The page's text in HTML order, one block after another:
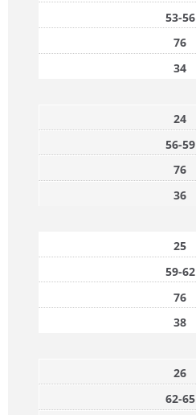
53-56
76
34
24
56-59
76
36
25
59-62
76
38
26
62-65